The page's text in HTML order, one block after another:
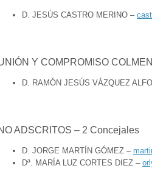
D. JESÚS CASTRO MERINO –
Y COMPROMISO
D. RAMÓN JESÚS VÁZQUEZ
ADSCRITOS – 2 Concejales
D. JORGE MARTÍN GÓMEZ –
Dª. MARÍA LUZ CORTES DIEZ –